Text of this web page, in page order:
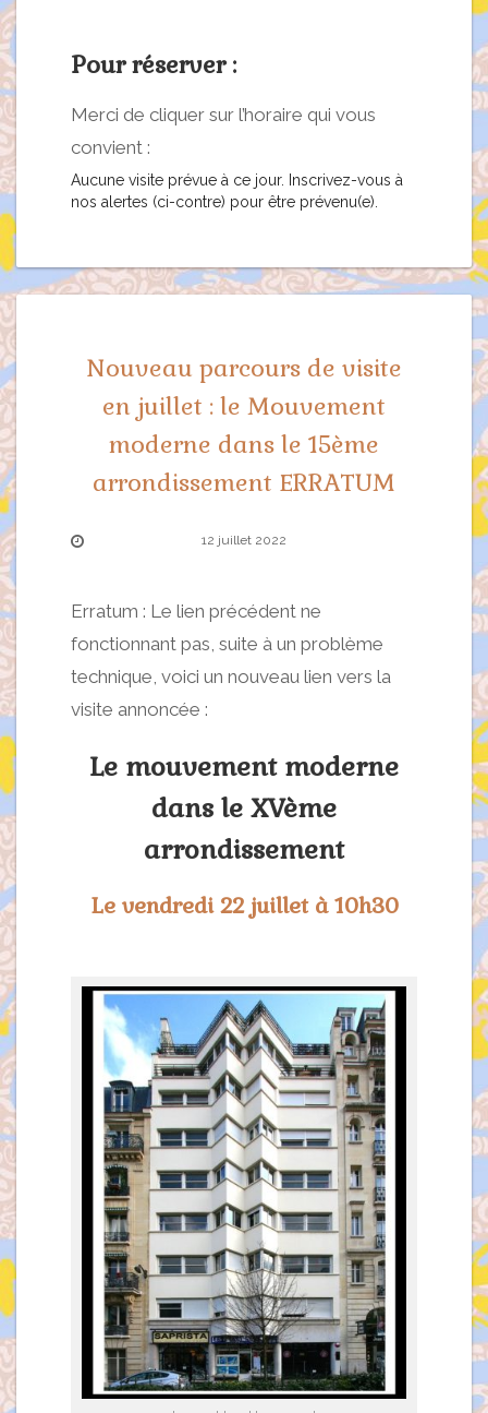
Pour réserver :
Merci de cliquer sur l’horaire qui vous
convient :
Aucune visite prévue à ce jour. Inscrivez-vous à
nos alertes (ci-contre) pour être prévenu(e).
Nouveau parcours de visite
en juillet : le Mouvement
moderne dans le 15ème
arrondissement ERRATUM
12 juillet 2022
Erratum : Le lien précédent ne
fonctionnant pas, suite à un problème
technique, voici un nouveau lien vers la
visite annoncée :
Le mouvement moderne
dans le XVème
arrondissement
Le vendredi 22 juillet à 10h30